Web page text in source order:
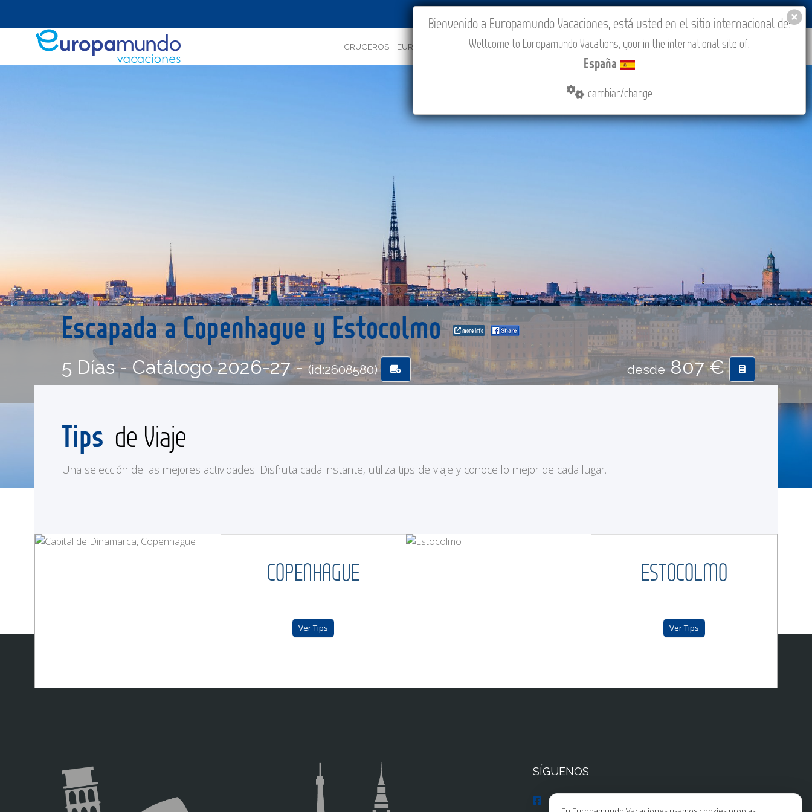
CRUCEROS EUROPA ORIENTE PROMOCIONES COMPRAR CONTACTO MÁS
Escapada a Copenhague y Estocolmo more info
5 Días - Catálogo 2026-27 -(id:2608580) desde807 €
Tips de Viaje
Una selección de las mejores actividades. Disfruta cada instante, utiliza tips de viaje y conoce lo mejor de cada lugar.
COPENHAGUE
Ver Tips
ESTOCOLMO
Ver Tips
SÍGUENOS
Bienvenido a Europamundo Vacaciones, está usted en el sitio internacional de:
Wellcome to Europamundo Vacations, your in the international site of:
España
cambiar/change